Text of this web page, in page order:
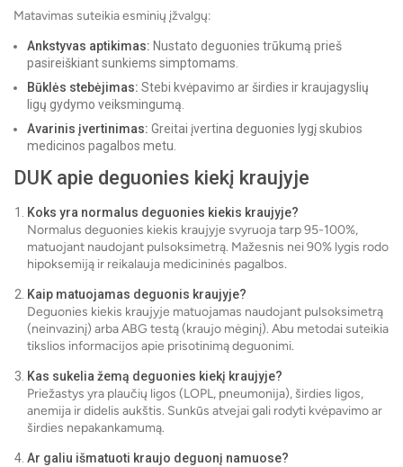
Matavimas suteikia esminių įžvalgų:
Ankstyvas aptikimas: Nustato deguonies trūkumą prieš
pasireiškiant sunkiems simptomams.
Būklės stebėjimas: Stebi kvėpavimo ar širdies ir kraujagyslių
ligų gydymo veiksmingumą.
Avarinis įvertinimas: Greitai įvertina deguonies lygį skubios
medicinos pagalbos metu.
DUK apie deguonies kiekį kraujyje
Koks yra normalus deguonies kiekis kraujyje?
Normalus deguonies kiekis kraujyje svyruoja tarp 95-100%,
matuojant naudojant pulsoksimetrą. Mažesnis nei 90% lygis rodo
hipoksemiją ir reikalauja medicininės pagalbos.
Kaip matuojamas deguonis kraujyje?
Deguonies kiekis kraujyje matuojamas naudojant pulsoksimetrą
(neinvazinį) arba ABG testą (kraujo mėginį). Abu metodai suteikia
tikslios informacijos apie prisotinimą deguonimi.
Kas sukelia žemą deguonies kiekį kraujyje?
Priežastys yra plaučių ligos (LOPL, pneumonija), širdies ligos,
anemija ir didelis aukštis. Sunkūs atvejai gali rodyti kvėpavimo ar
širdies nepakankamumą.
Ar galiu išmatuoti kraujo deguonį namuose?